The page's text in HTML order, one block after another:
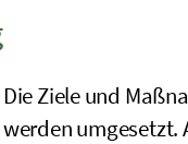
Die Ziele und
werden umgesetzt.